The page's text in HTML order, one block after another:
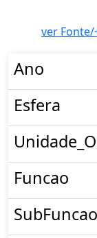
ver
Ano
Esfera
Funcao
SubFuncao